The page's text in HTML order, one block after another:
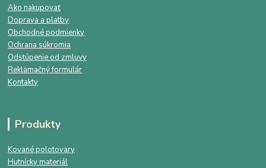
Ako nakupovať
Doprava a platby
Obchodné podmienky
Ochrana súkromia
Odstúpenie od zmluvy
Reklamačný formulár
Kontakty
Produkty
Kované polotovary
Hutnícky materiál